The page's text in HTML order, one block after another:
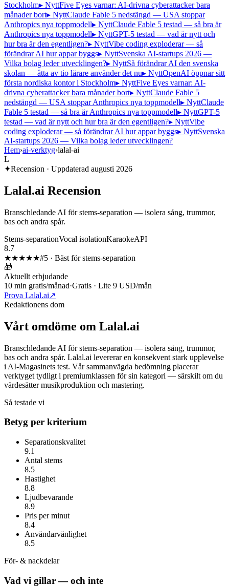
Stockholm▸ NyttFive Eyes varnar: AI-drivna cyberattacker bara
månader bort▸ NyttClaude Fable 5 nedstängd — USA stoppar
Anthropics nya toppmodell▸ NyttClaude Fable 5 testad — så bra är
Anthropics nya toppmodell▸ NyttGPT-5 testad — vad är nytt och
hur bra är den egentligen?▸ NyttVibe coding exploderar — så
förändrar AI hur appar byggs▸ NyttSvenska AI-startups 2026 —
Vilka bolag leder utvecklingen?▸ NyttSå förändrar AI den svenska
skolan — åtta av tio lärare använder det nu▸ NyttOpenAI öppnar sitt
första nordiska kontor i Stockholm▸ NyttFive Eyes varnar: AI-
drivna cyberattacker bara månader bort▸ NyttClaude Fable 5
nedstängd — USA stoppar Anthropics nya toppmodell▸ NyttClaude
Fable 5 testad — så bra är Anthropics nya toppmodell▸ NyttGPT-5
testad — vad är nytt och hur bra är den egentligen?▸ NyttVibe
coding exploderar — så förändrar AI hur appar byggs▸ NyttSvenska
AI-startups 2026 — Vilka bolag leder utvecklingen?
Hem›ai-verktyg›lalal-ai
L
✦Recension · Uppdaterad augusti 2026
Lalal.ai Recension
Branschledande AI för stems-separation — isolera sång, trummor,
bas och andra spår.
Stems-separationVocal isolationKaraokeAPI
8.7
★★★★★#5 · Bäst för stems-separation
🎁
Aktuellt erbjudande
10 min gratis/månad·Gratis · Lite 9 USD/mån
Prova Lalal.ai↗
Redaktionens dom
Vårt omdöme om Lalal.ai
Branschledande AI för stems-separation — isolera sång, trummor,
bas och andra spår. Lalal.ai levererar en konsekvent stark upplevelse
i AI-Magasinets test. Vår sammanvägda bedömning placerar
verktyget tydligt i premiumklassen för sin kategori — särskilt om du
värdesättermusikproduktion och mastering.
Så testade vi
Betyg per kriterium
Separationskvalitet
9.1
Antal stems
8.5
Hastighet
8.8
Ljudbevarande
8.9
Pris per minut
8.4
Användarvänlighet
8.5
För- & nackdelar
Vad vi gillar — och inte